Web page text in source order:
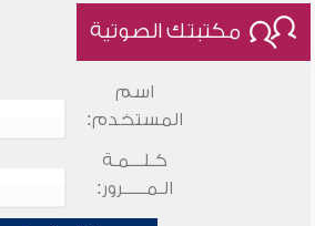
مكتبتك الصوتية
اسم
المستخدم:
كـلـــمـة
الـمـــــرور: